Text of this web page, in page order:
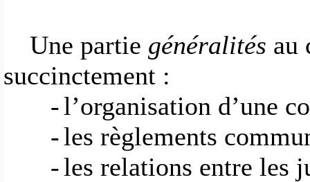
Une partie généralités au
succinctement :
-l’organisation d’une
-les règlements
-les relations entre les